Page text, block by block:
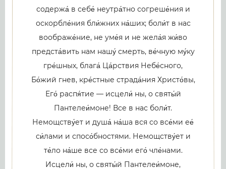
содержа́ в себе́ неутра́тно согреше́ния и
оскорбле́ния бли́жних на́ших; боли́т в нас
воображе́ние, не уме́я и не жела́я жи́во
предста́вить нам нашу́ смерть, ве́чную му́ку
гре́шных, блага́ Ца́рствия Небе́сного,
Бо́жий гнев, кре́стные страда́ния Христо́вы,
Его́ распя́тие — исцели́ ны, о святы́й
Пантелеи́моне! Все в нас боли́т.
Немощству́ет и душа́ на́ша вся со все́ми ее́
си́лами и спосо́бностями. Немощству́ет и
те́ло на́ше все со все́ми его́ чле́нами.
Исцели́ ны, о святы́й Пантелеи́моне,